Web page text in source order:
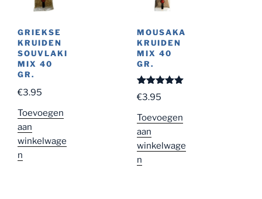
GRIEKSE
KRUIDEN
SOUVLAKI
MIX 40
GR.
€3.95
Toevoegen
aan
winkelwage
n
MOUSAKA
KRUIDEN
MIX 40
GR.
Gewaardeer
d5.00
€3.95
Toevoegen
aan
winkelwage
n